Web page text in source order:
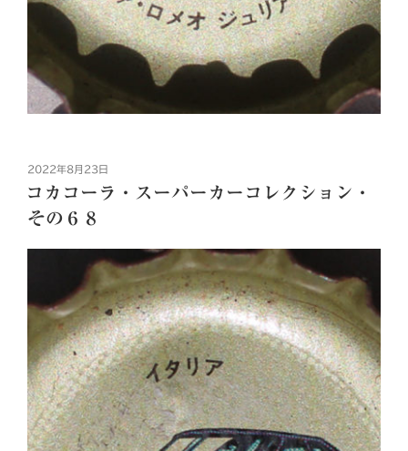
投
日:
2022年8月23日
コカコーラ・スーパーカーコレクション・
その６８